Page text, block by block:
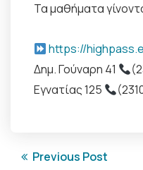
Τα μαθήματα
https://
Δημ. Γούναρη 41
Εγνατίας 125
Previous Post